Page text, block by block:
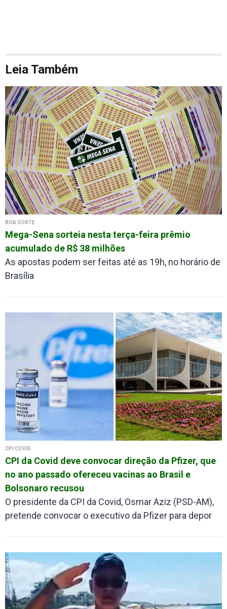
Leia Também
BOA SORTE
Mega-Sena sorteia nesta terça-feira prêmio
acumulado de R$ 38 milhões
As apostas podem ser feitas até as 19h, no horário de
Brasília
CPI COVID
CPI da Covid deve convocar direção da Pfizer, que
no ano passado ofereceu vacinas ao Brasil e
Bolsonaro recusou
O presidente da CPI da Covid, Osmar Aziz (PSD-AM),
pretende convocar o executivo da Pfizer para depor